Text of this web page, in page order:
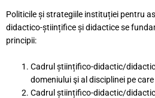
Politicile și strategiile instituției pentru
didactico-științifice și didactice se
principii:
Cadrul științifico-didactic/
domeniului şi al disciplinei pe
Cadrul științifico-didactic/